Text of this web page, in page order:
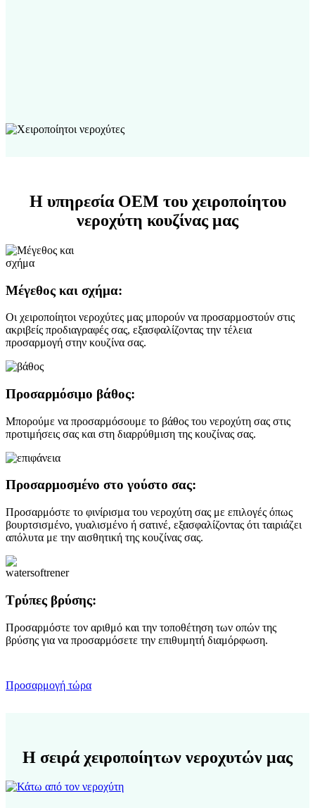
Η υπηρεσία OEM του χειροποίητου
νεροχύτη κουζίνας μας
Μέγεθος και σχήμα:
Οι χειροποίητοι νεροχύτες μας μπορούν να προσαρμοστούν στις
ακριβείς προδιαγραφές σας, εξασφαλίζοντας την τέλεια
προσαρμογή στην κουζίνα σας.
Προσαρμόσιμο βάθος:
Μπορούμε να προσαρμόσουμε το βάθος του νεροχύτη σας στις
προτιμήσεις σας και στη διαρρύθμιση της κουζίνας σας.
Προσαρμοσμένο στο γούστο σας:
Προσαρμόστε το φινίρισμα του νεροχύτη σας με επιλογές όπως
βουρτσισμένο, γυαλισμένο ή σατινέ, εξασφαλίζοντας ότι ταιριάζει
απόλυτα με την αισθητική της κουζίνας σας.
Τρύπες βρύσης:
Προσαρμόστε τον αριθμό και την τοποθέτηση των οπών της
βρύσης για να προσαρμόσετε την επιθυμητή διαμόρφωση.
Προσαρμογή τώρα
Η σειρά χειροποίητων νεροχυτών μας